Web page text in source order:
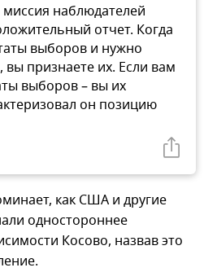
миссия наблюдателей
отчет. Когда
выборов и нужно
признаете их. Если вам
выборов – вы их
он позицию
как США и другие
одностороннее
Косово, назвав это